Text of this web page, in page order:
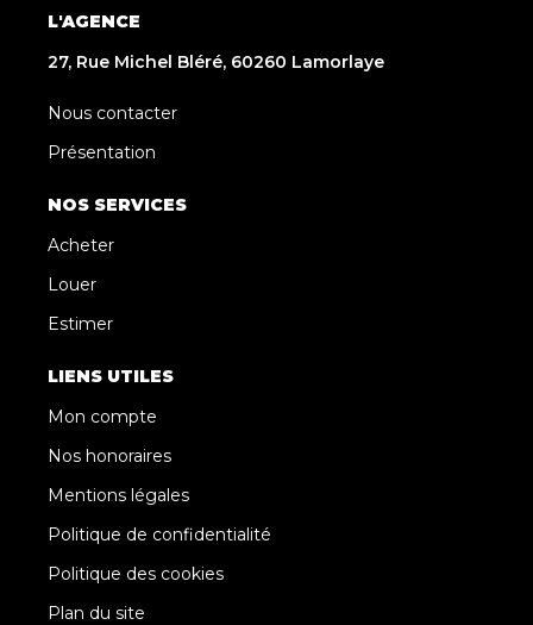
L'AGENCE
27, Rue Michel Bléré, 60260 Lamorlaye
Nous contacter
Présentation
NOS SERVICES
Acheter
Louer
Estimer
LIENS UTILES
Mon compte
Nos honoraires
Mentions légales
Politique de confidentialité
Politique des cookies
Plan du site